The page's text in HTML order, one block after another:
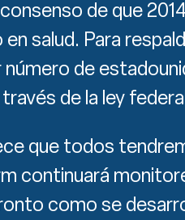
de que
salud. Para
de
de la ley
que todos
continuará
como se